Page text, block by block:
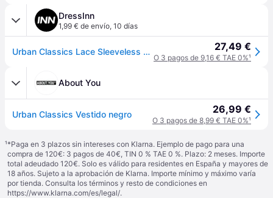
DressInn
1,99 € de envío, 10 días
Urban Classics Lace Sleeveless Dress Negro 4XL Mujer 27,49 €
O 3 pagos de 9,16 € TAE 0%¹
About You
Urban Classics Vestido negro 26,99 €
O 3 pagos de 8,99 € TAE 0%¹
¹*Paga en 3 plazos sin intereses con Klarna. Ejemplo de pago para una
compra de 120€: 3 pagos de 40€, TIN 0 % TAE 0 %. Plazo: 2 meses. Importe
total adeudado 120€. Solo es válido para residentes en España y mayores de
18 años. Sujeto a la aprobación de Klarna. Importe mínimo y máximo varía
por tienda. Consulta los términos y resto de condiciones en
https://www.klarna.com/es/legal/.